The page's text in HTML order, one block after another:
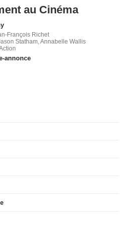
au Cinéma
François Richet
Statham, Annabelle Wallis
annonce